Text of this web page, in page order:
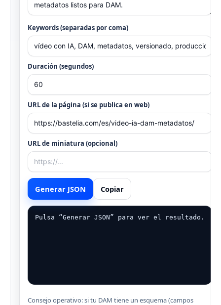
Keywords (separadas por coma)
Duración (segundos)
URL de la página (si se publica en web)
URL de miniatura (opcional)
Generar JSON Copiar
Pulsa “Generar JSON” para ver el resultado.
Consejo operativo: si tu DAM tiene un esquema (campos